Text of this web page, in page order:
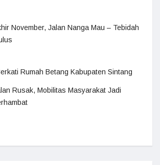
November, Jalan Nanga Mau – Tebidah
Rumah Betang Kabupaten Sintang
Rusak, Mobilitas Masyarakat Jadi